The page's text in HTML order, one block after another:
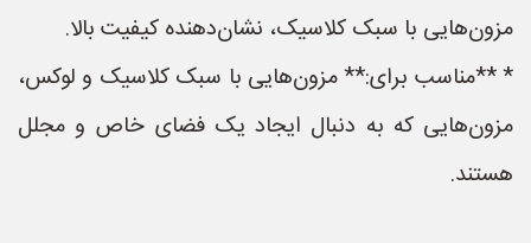
مزون‌هایی با سبک کلاسیک، نشان‌دهنده کیفیت بالا.
* **مناسب برای:** مزون‌هایی با سبک کلاسیک و لوکس،
مزون‌هایی که به دنبال ایجاد یک فضای خاص و مجلل
هستند.